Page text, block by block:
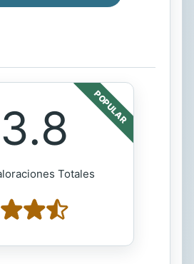
POPULAR
3.8
Totales